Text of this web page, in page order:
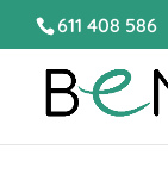
611 408 586